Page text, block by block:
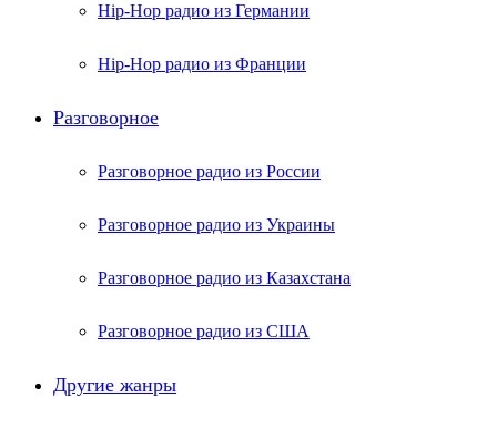
Hip-Hop радио из Германии
Hip-Hop радио из Франции
Разговорное
Разговорное радио из России
Разговорное радио из Украины
Разговорное радио из Казахстана
Разговорное радио из США
Другие жанры